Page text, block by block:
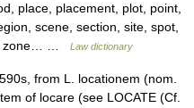
place, placement, plot, point,
scene, section, site, spot,
zone… …
Law dictionary
from L. locationem (nom.
of locare (see LOCATE (Cf.